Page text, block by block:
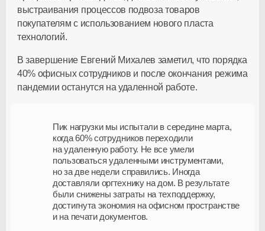
выстраивания процессов подвоза товаров
покупателям с использованием нового пласта
технологий.
В завершение Евгений Михалев заметил, что порядка
40% офисных сотрудников и после окончания режима
пандемии останутся на удаленной работе.
Пик нагрузки мы испытали в середине марта,
когда 60% сотрудников переходили
на удаленную работу. Не все умели
пользоваться удаленными инструментами,
но за две недели справились. Иногда
доставляли оргтехнику на дом. В результате
были снижены затраты на техподдержку,
достигнута экономия на офисном пространстве
и на печати документов.